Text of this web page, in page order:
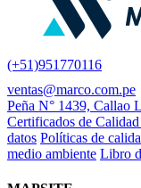
(+51)951770116
ventas@marco.com.pe
Peña N° 1439, Callao
Certificados de
datos Políticas de
medio ambiente Libro